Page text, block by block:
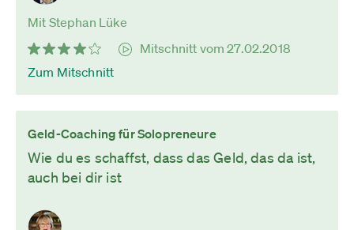
Mit Stephan Lüke
Mitschnitt vom 27.02.2018
Zum Mitschnitt
Geld-Coaching für Solopreneure
Wie du es schaffst, dass das Geld, das da ist,
auch bei dir ist